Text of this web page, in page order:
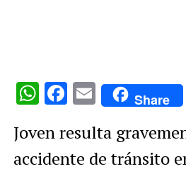
WhatsApp
Facebook
EmailShare
Joven resulta
accidente de tránsito